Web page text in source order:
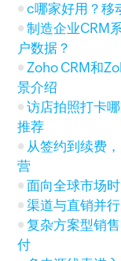
c哪家好用？移
制造企业CRM
户数据？
Zoho CRM和
景介绍
访店拍照打卡
推荐
从签约到续费
营
面向全球市场
渠道与直销并
复杂方案型销
付